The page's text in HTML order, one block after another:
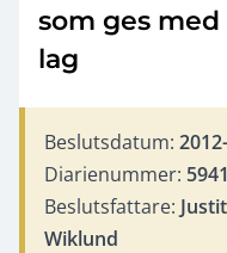
som ges med
lag
Beslutsdatum:
Diarienummer:
Beslutsfattare:
Wiklund